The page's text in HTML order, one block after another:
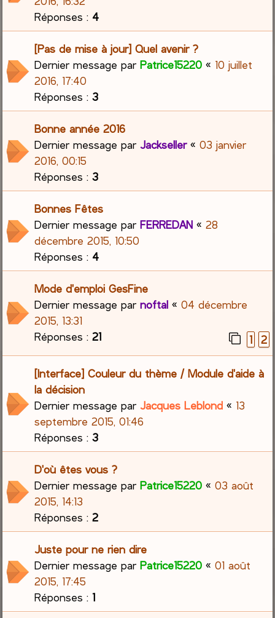
Réponses : 4
[Pas de mise à jour] Quel avenir ?
Dernier message parPatrice15220 « 10 juillet
2016, 17:40
Réponses :3
Bonne année 2016
Dernier message parJackseller«03 janvier
2016, 00:15
Réponses :3
Bonnes Fêtes
Dernier message parFERREDAN «28
décembre 2015, 10:50
Réponses : 4
Mode d'emploi GesFine
Dernier message parnoftal «04 décembre
2015, 13:31
Réponses :21 1 2
[Interface] Couleur du thème / Module d'aide à
la décision
Dernier message parJacques Leblond « 13
septembre 2015, 01:46
Réponses :3
D'où êtes vous ?
Dernier message parPatrice15220 «03 août
2015, 14:13
Réponses :2
Juste pour ne rien dire
Dernier message parPatrice15220 «01 août
2015, 17:45
Réponses :1